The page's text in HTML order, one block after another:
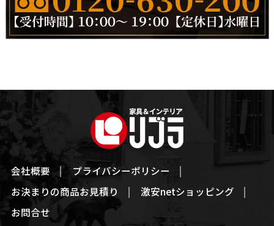
会社概要
プライバシーポリシー
お決まりの商品お見積り
激安netショッピング
お問合せ